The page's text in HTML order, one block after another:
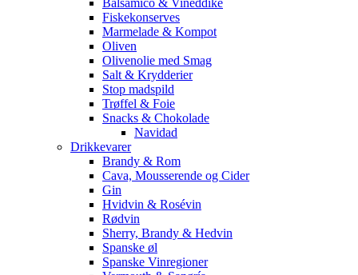
Balsamico & Vineddike
Fiskekonserves
Marmelade & Kompot
Oliven
Olivenolie med Smag
Salt & Krydderier
Stop madspild
Trøffel & Foie
Snacks & Chokolade
Navidad
Drikkevarer
Brandy & Rom
Cava, Mousserende og Cider
Gin
Hvidvin & Rosévin
Rødvin
Sherry, Brandy & Hedvin
Spanske øl
Spanske Vinregioner